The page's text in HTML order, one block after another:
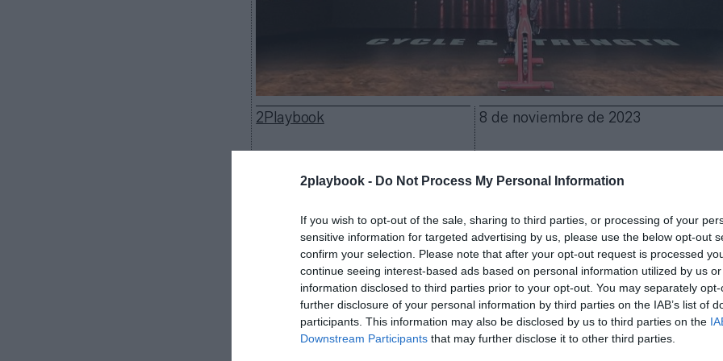
2playbook - Do Not Process My Personal Information
If you wish to opt-out of the sale, sharing to third parties, or processing of your
sensitive information for targeted advertising by us, please use the below opt-out
confirm your selection. Please note that after your opt-out request is processed
continue seeing interest-based ads based on personal information utilized by us
information disclosed to third parties prior to your opt-out. You may separately
further disclosure of your personal information by third parties on the IAB’s list of
participants. This information may also be disclosed by us to third parties on the
Downstream Participants that may further disclose it to other third parties.
2Playbook 8 de noviembre de 2023
a la práctica deportiva presencial en los gimnasios. La compañía
estadounidense, especializada en entrenamiento online en el
los primeros nueve meses del año con una caída del 25% en sus
hasta 408,1 millones de dólares (381,5 millones de euros). ¿El
Principalmente la caída del 33,4% de su número de suscriptores.
actualidad, la empresa cuenta con 1,56 millones de usuarios que
appde entrenamiento y sistema de nutrición.